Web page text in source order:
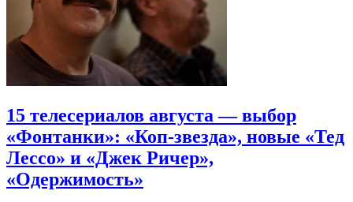
15 телесериалов августа — выбор
«Фонтанки»: «Коп-звезда», новые «Тед
Лессо» и «Джек Ричер»,
«Одержимость»